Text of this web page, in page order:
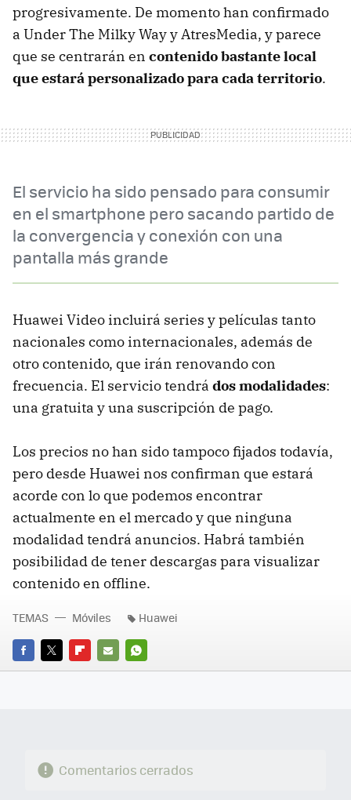
progresivamente. De momento han confirmado
a Under The Milky Way y AtresMedia, y parece
que se centrarán en contenido bastante local
que estará personalizado para cada territorio.
El servicio ha sido pensado para consumir
en el smartphone pero sacando partido de
la convergencia y conexión con una
pantalla más grande
Huawei Video incluirá series y películas tanto
nacionales como internacionales, además de
otro contenido, que irán renovando con
frecuencia. El servicio tendrá dos modalidades:
una gratuita y una suscripción de pago.
Los precios no han sido tampoco fijados todavía,
pero desde Huawei nos confirman que estará
acorde con lo que podemos encontrar
actualmente en el mercado y que ninguna
modalidad tendrá anuncios. Habrá también
posibilidad de tener descargas para visualizar
contenido en offline.
FACEBOOK
TWITTERFLIPBOARD
E-
WHATSAPP
TEMAS Móviles Huawei
Comentarios cerrados